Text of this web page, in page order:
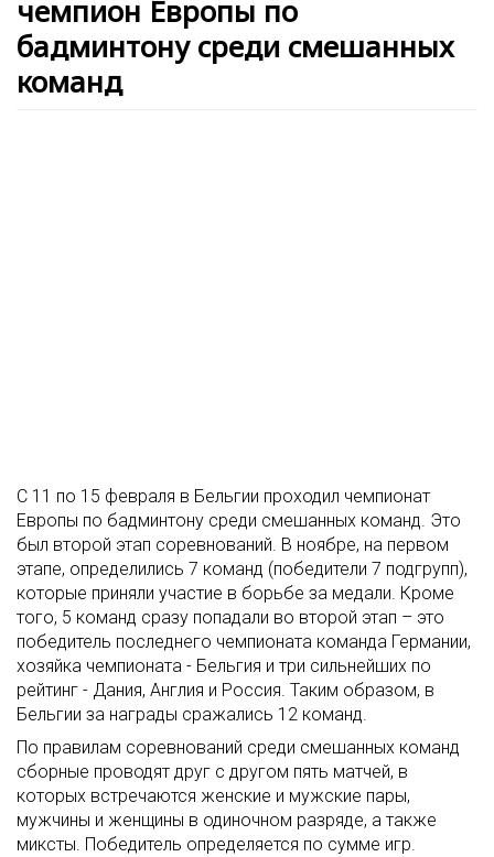
чемпион Европы по
бадминтону среди смешанных
команд
С 11 по 15 февраля в Бельгии проходил чемпионат
Европы по бадминтону среди смешанных команд. Это
был второй этап соревнований. В ноябре, на первом
этапе, определились 7 команд (победители 7 подгрупп),
которые приняли участие в борьбе за медали. Кроме
того, 5 команд сразу попадали во второй этап – это
победитель последнего чемпионата команда Германии,
хозяйка чемпионата - Бельгия и три сильнейших по
рейтинг - Дания, Англия и Россия. Таким образом, в
Бельгии за награды сражались 12 команд.
По правилам соревнований среди смешанных команд
сборные проводят друг с другом пять матчей, в
которых встречаются женские и мужские пары,
мужчины и женщины в одиночном разряде, а также
миксты. Победитель определяется по сумме игр.